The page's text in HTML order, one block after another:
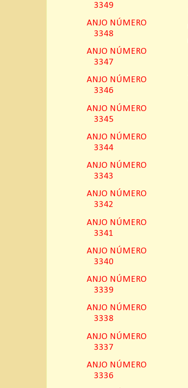
3349
ANJO NÚMERO
3348
ANJO NÚMERO
3347
ANJO NÚMERO
3346
ANJO NÚMERO
3345
ANJO NÚMERO
3344
ANJO NÚMERO
3343
ANJO NÚMERO
3342
ANJO NÚMERO
3341
ANJO NÚMERO
3340
ANJO NÚMERO
3339
ANJO NÚMERO
3338
ANJO NÚMERO
3337
ANJO NÚMERO
3336